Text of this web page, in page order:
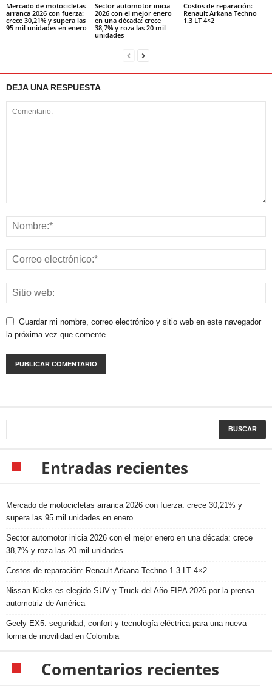
Mercado de motocicletas
arranca 2026 con fuerza:
crece 30,21% y supera las
95 mil unidades en enero
Sector automotor inicia
2026 con el mejor enero
en una década: crece
38,7% y roza las 20 mil
unidades
Costos de reparación:
Renault Arkana Techno
1.3 LT 4×2
DEJA UNA RESPUESTA
Guardar mi nombre, correo electrónico y sitio web en este navegador
la próxima vez que comente.
Entradas recientes
Mercado de motocicletas arranca 2026 con fuerza: crece 30,21% y
supera las 95 mil unidades en enero
Sector automotor inicia 2026 con el mejor enero en una década: crece
38,7% y roza las 20 mil unidades
Costos de reparación: Renault Arkana Techno 1.3 LT 4×2
Nissan Kicks es elegido SUV y Truck del Año FIPA 2026 por la prensa
automotriz de América
Geely EX5: seguridad, confort y tecnología eléctrica para una nueva
forma de movilidad en Colombia
Comentarios recientes